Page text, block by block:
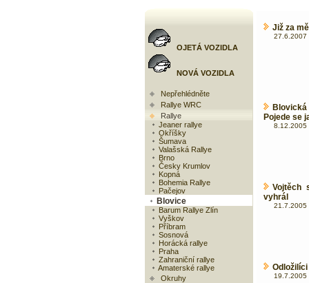
OJETÁ VOZIDLA
NOVÁ VOZIDLA
Nepřehlédněte
Rallye WRC
Rallye
Jeaner rallye
Okříšky
Šumava
Valašská Rallye
Brno
Česky Krumlov
Kopná
Bohemia Rallye
Pačejov
Blovice
Barum Rallye Zlín
Vyškov
Příbram
Sosnová
Horácká rallye
Praha
Zahraniční rallye
Amaterské rallye
Okruhy
Již za
27.6.2007
Pojede se
8.12.2005
Vojtěch
vyhrál
21.7.2005
19.7.2005